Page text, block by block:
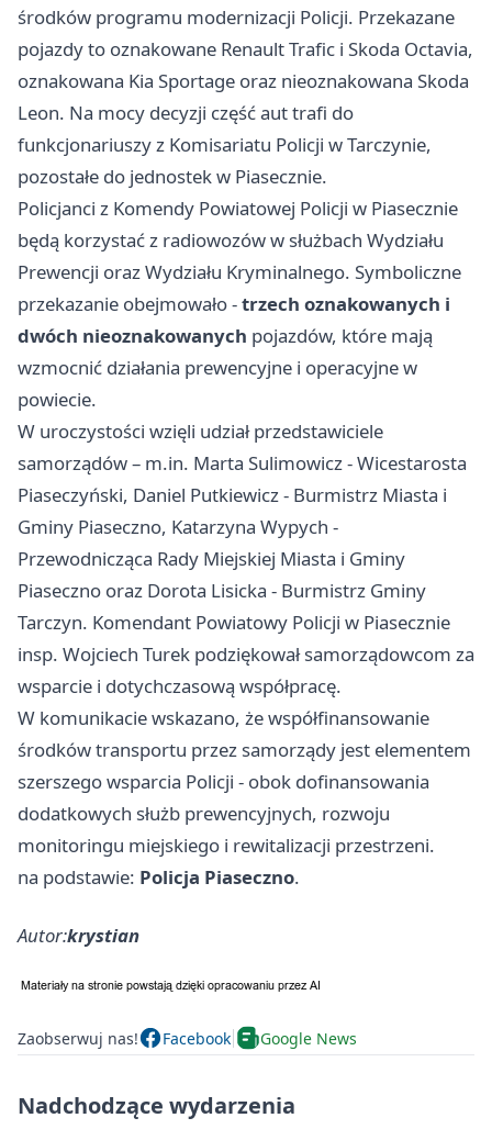
środków programu modernizacji Policji. Przekazane
pojazdy to oznakowane Renault Trafic i Skoda Octavia,
oznakowana Kia Sportage oraz nieoznakowana Skoda
Leon. Na mocy decyzji część aut trafi do
funkcjonariuszy z Komisariatu Policji w Tarczynie,
pozostałe do jednostek w Piasecznie.
Policjanci z Komendy Powiatowej Policji w Piasecznie
będą korzystać z radiowozów w służbach Wydziału
Prewencji oraz Wydziału Kryminalnego. Symboliczne
przekazanie obejmowało -trzech oznakowanych i
dwóch nieoznakowanych pojazdów, które mają
wzmocnić działania prewencyjne i operacyjne w
powiecie.
W uroczystości wzięli udział przedstawiciele
samorządów – m.in. Marta Sulimowicz - Wicestarosta
Piaseczyński, Daniel Putkiewicz - Burmistrz Miasta i
Gminy Piaseczno, Katarzyna Wypych -
Przewodnicząca Rady Miejskiej Miasta i Gminy
Piaseczno oraz Dorota Lisicka - Burmistrz Gminy
Tarczyn. Komendant Powiatowy Policji w Piasecznie
insp. Wojciech Turek podziękował samorządowcom za
wsparcie i dotychczasową współpracę.
W komunikacie wskazano, że współfinansowanie
środków transportu przez samorządy jest elementem
szerszego wsparcia Policji - obok dofinansowania
dodatkowych służb prewencyjnych, rozwoju
monitoringu miejskiego i rewitalizacji przestrzeni.
na podstawie: Policja Piaseczno.
Autor:krystian
Zaobserwuj nas! Facebook Google News
Nadchodzące wydarzenia